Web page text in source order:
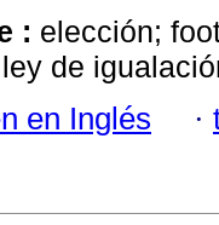
: elección;
de
en Inglés ·